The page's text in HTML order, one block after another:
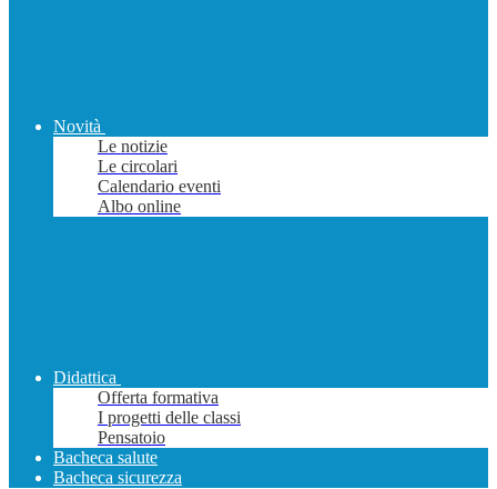
Novità
Le notizie
Le circolari
Calendario eventi
Albo online
Didattica
Offerta formativa
I progetti delle classi
Pensatoio
Bacheca salute
Bacheca sicurezza